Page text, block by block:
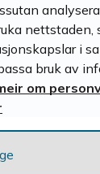
nettstaden,
i
bruk av
om